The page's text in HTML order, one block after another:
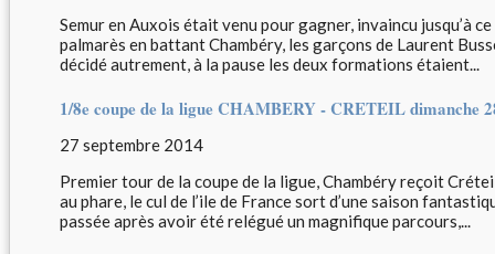
Semur en Auxois était venu pour gagner, invaincu jusqu’à
palmarès en battant Chambéry, les garçons de Laurent
décidé autrement, à la pause les deux formations étaient...
1/8e coupe de la ligue CHAMBERY - CRETEIL dimanche
27 septembre 2014
Premier tour de la coupe de la ligue, Chambéry reçoit
au phare, le cul de l’ile de France sort d’une saison
passée après avoir été relégué un magnifique parcours,...